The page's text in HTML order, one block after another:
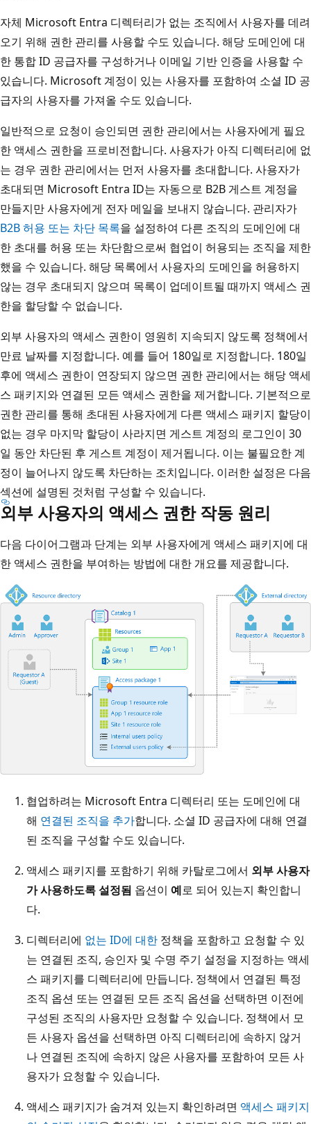
자체 Microsoft Entra 디렉터리가 없는 조직에서 사용자를 데려
오기 위해 권한 관리를 사용할 수도 있습니다. 해당 도메인에 대
한 통합 ID 공급자를 구성하거나 이메일 기반 인증을 사용할 수
있습니다. Microsoft 계정이 있는 사용자를 포함하여 소셜 ID 공
급자의 사용자를 가져올 수도 있습니다.
일반적으로 요청이 승인되면 권한 관리에서는 사용자에게 필요
한 액세스 권한을 프로비전합니다. 사용자가 아직 디렉터리에 없
는 경우 권한 관리에서는 먼저 사용자를 초대합니다. 사용자가
초대되면 Microsoft Entra ID는 자동으로 B2B 게스트 계정을
만들지만 사용자에게 전자 메일을 보내지 않습니다. 관리자가
B2B 허용 또는 차단 목록을 설정하여 다른 조직의 도메인에 대
한 초대를 허용 또는 차단함으로써 협업이 허용되는 조직을 제한
했을 수 있습니다. 해당 목록에서 사용자의 도메인을 허용하지
않는 경우 초대되지 않으며 목록이 업데이트될 때까지 액세스 권
한을 할당할 수 없습니다.
외부 사용자의 액세스 권한이 영원히 지속되지 않도록 정책에서
만료 날짜를 지정합니다. 예를 들어 180일로 지정합니다. 180일
후에 액세스 권한이 연장되지 않으면 권한 관리에서는 해당 액세
스 패키지와 연결된 모든 액세스 권한을 제거합니다. 기본적으로
권한 관리를 통해 초대된 사용자에게 다른 액세스 패키지 할당이
없는 경우 마지막 할당이 사라지면 게스트 계정의 로그인이 30
일 동안 차단된 후 게스트 계정이 제거됩니다. 이는 불필요한 계
정이 늘어나지 않도록 차단하는 조치입니다. 이러한 설정은 다음
섹션에 설명된 것처럼 구성할 수 있습니다.
외부 사용자의 액세스 권한 작동 원리
다음 다이어그램과 단계는 외부 사용자에게 액세스 패키지에 대
한 액세스 권한을 부여하는 방법에 대한 개요를 제공합니다.
협업하려는 Microsoft Entra 디렉터리 또는 도메인에 대
해 연결된 조직을 추가합니다. 소셜 ID 공급자에 대해 연결
된 조직을 구성할 수도 있습니다.
액세스 패키지를 포함하기 위해 카탈로그에서 외부 사용자
가 사용하도록 설정됨 옵션이 예로 되어 있는지 확인합니
다.
디렉터리에 없는 ID에 대한 정책을 포함하고 요청할 수 있
는 연결된 조직, 승인자 및 수명 주기 설정을 지정하는 액세
스 패키지를 디렉터리에 만듭니다. 정책에서 연결된 특정
조직 옵션 또는 연결된 모든 조직 옵션을 선택하면 이전에
구성된 조직의 사용자만 요청할 수 있습니다. 정책에서 모
든 사용자 옵션을 선택하면 아직 디렉터리에 속하지 않거
나 연결된 조직에 속하지 않은 사용자를 포함하여 모든 사
용자가 요청할 수 있습니다.
액세스 패키지가 숨겨져 있는지 확인하려면 액세스 패키지